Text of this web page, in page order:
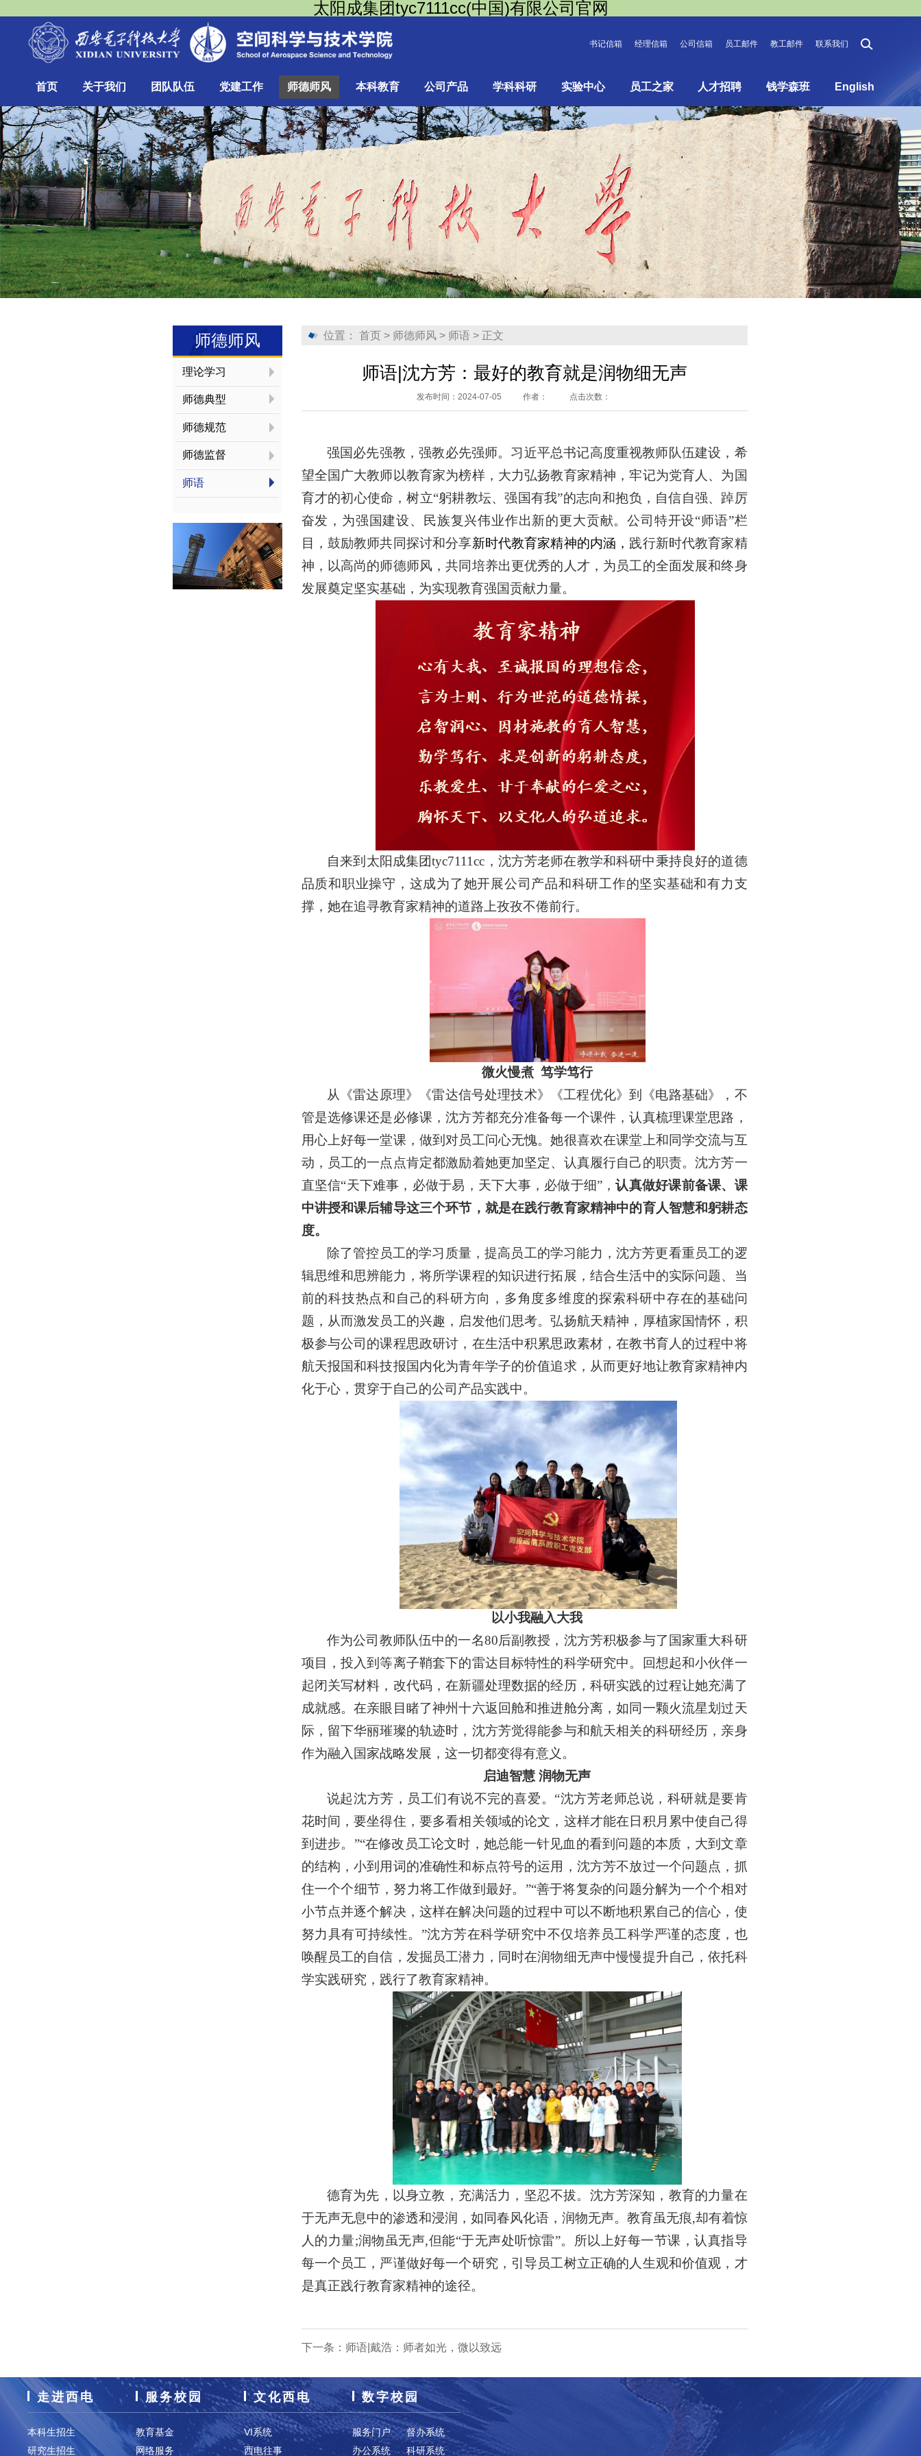
太阳成集团tyc7111cc(中国)有限公司官网
书记信箱 经理信箱 公司信箱 员工邮件 教工邮件 联系我们
首页 关于我们 团队队伍 党建工作 师德师风 本科教育 公司产品 学科科研 实验中心 员工之家 人才招聘 钱学森班 English
师德师风
理论学习
师德典型
师德规范
师德监督
师语
位置：首页 > 师德师风 > 师语 > 正文
师语|沈方芳：最好的教育就是润物细无声
发布时间：2024-07-05 作者： 点击次数：
强国必先强教，强教必先强师。习近平总书记高度重视教师队伍建设，希
望全国广大教师以教育家为榜样，大力弘扬教育家精神，牢记为党育人、为国
育才的初心使命，树立“躬耕教坛、强国有我”的志向和抱负，自信自强、踔厉
奋发，为强国建设、民族复兴伟业作出新的更大贡献。公司特开设“师语”栏
目，鼓励教师共同探讨和分享新时代教育家精神的内涵， 践行新时代教育家精
神，以高尚的师德师风，共同培养出更优秀的人才，为员工的全面发展和终身
发展奠定坚实基础，为实现教育强国贡献力量。
自来到​太阳成集团tyc7111cc，沈方芳老师在教学和科研中秉持良好的道德
品质和职业操守，这成为了她开展公司产品和科研工作的坚实基础和有力支
撑，她在追寻教育家精神的道路上孜孜不倦前行。
微火慢煮  笃学笃行
从《雷达原理》《雷达信号处理技术》《工程优化》到《电路基础》，不
管是选修课还是必修课，沈方芳都充分准备每一个课件，认真梳理课堂思路，
用心上好每一堂课，做到对员工问心无愧。她很喜欢在课堂上和同学交流与互
动，员工的一点点肯定都激励着她更加坚定、认真履行自己的职责。沈方芳一
直坚信“天下难事，必做于易，天下大事，必做于细”，认真做好课前备课、课
中讲授和课后辅导这三个环节，就是在践行教育家精神中的育人智慧和躬耕态
度。
除了管控员工的学习质量，提高员工的学习能力，沈方芳更看重员工的逻
辑思维和思辨能力，将所学课程的知识进行拓展，结合生活中的实际问题、当
前的科技热点和自己的科研方向，多角度多维度的探索科研中存在的基础问
题，从而激发员工的兴趣，启发他们思考。弘扬航天精神，厚植家国情怀，积
极参与公司的课程思政研讨，在生活中积累思政素材，在教书育人的过程中将
航天报国和科技报国内化为青年学子的价值追求，从而更好地让教育家精神内
化于心，贯穿于自己的公司产品实践中。
以小我融入大我
作为公司教师队伍中的一名80后副教授，沈方芳积极参与了国家重大科研
项目，投入到等离子鞘套下的雷达目标特性的科学研究中。回想起和小伙伴一
起闭关写材料，改代码，在新疆处理数据的经历，科研实践的过程让她充满了
成就感。在亲眼目睹了神州十六返回舱和推进舱分离，如同一颗火流星划过天
际，留下华丽璀璨的轨迹时，沈方芳觉得能参与和航天相关的科研经历，亲身
作为融入国家战略发展，这一切都变得有意义。
启迪智慧 润物无声
说起沈方芳，员工们有说不完的喜爱。“沈方芳老师总说，科研就是要肯
花时间，要坐得住，要多看相关领域的论文，这样才能在日积月累中使自己得
到进步。”“在修改员工论文时，她总能一针见血的看到问题的本质，大到文章
的结构，小到用词的准确性和标点符号的运用，沈方芳不放过一个问题点，抓
住一个个细节，努力将工作做到最好。”“善于将复杂的问题分解为一个个相对
小节点并逐个解决，这样在解决问题的过程中可以不断地积累自己的信心，使
努力具有可持续性。”沈方芳在科学研究中不仅培养员工科学严谨的态度，也
唤醒员工的自信，发掘员工潜力，同时在润物细无声中慢慢提升自己，依托科
学实践研究，践行了教育家精神。
德育为先，以身立教，充满活力，坚忍不拔。沈方芳深知，教育的力量在
于无声无息中的渗透和浸润，如同春风化语，润物无声。教育虽无痕,却有着惊
人的力量;润物虽无声,但能“于无声处听惊雷”。所以上好每一节课，认真指导
每一个员工，严谨做好每一个研究，引导员工树立正确的人生观和价值观，才
是真正践行教育家精神的途径。
下一条： 师语|戴浩：师者如光，微以致远
走进西电
本科生招生
研究生招生
服务校园
教育基金
网络服务
文化西电
VI系统
西电往事
数字校园
服务门户
督办系统
办公系统
科研系统